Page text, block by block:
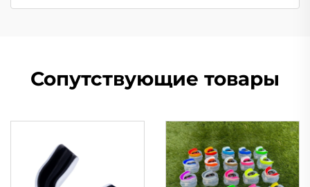
Сопутствующие товары